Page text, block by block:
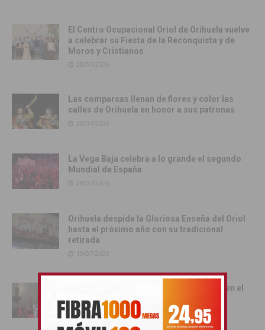
El Centro Ocupacional Oriol de Orihuela vuelve
a celebrar su Fiesta de la Reconquista y de
Moros y Cristianos
20/07/2026
Las comparsas llenan de flores y color las
calles de Orihuela en honor a sus patronas
20/07/2026
La Vega Baja celebra a lo grande el segundo
Mundial de España
20/07/2026
Orihuela despide la Gloriosa Enseña del Oriol
hasta el próximo año con su tradicional
retirada
19/07/2026
La tradición toma las calles de Orihuela en el
multitudinario Desfile del Pájaro
19/07/2026